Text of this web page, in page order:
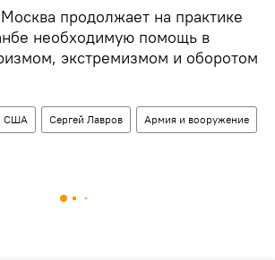
продолжает на практике
необходимую помощь в
экстремизмом и оборотом
США Сергей Лавров Армия и вооружение